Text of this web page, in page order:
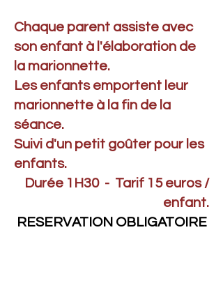
Chaque parent assiste avec
son enfant à l'élaboration de
la marionnette.
Les enfants emportent leur
marionnette à la fin de la
séance.
Suivi d'un petit goûter pour les
enfants.
Durée 1H30 - Tarif 15 euros /
enfant.
RESERVATION OBLIGATOIRE